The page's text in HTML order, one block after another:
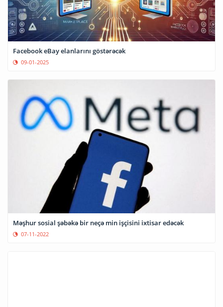
Facebook eBay elanlarını göstərəcək
09-01-2025
Məşhur sosial şəbəkə bir neçə min işçisini ixtisar edəcək
07-11-2022